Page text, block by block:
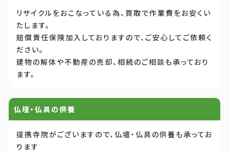
リサイクルをおこなっている為、買取で作業費をお安くい
たします。
賠償責任保険加入しておりますので、ご安心してご依頼く
ださい。
建物の解体や不動産の売却、相続のご相談も承っており
ます。
仏壇・仏具の供養
提携寺院がございますので、仏壇・仏具の供養も承ってお
ります